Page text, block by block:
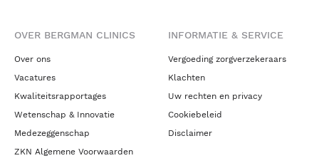
OVER BERGMAN CLINICS
Over ons
Vacatures
Kwaliteitsrapportages
Wetenschap & Innovatie
Medezeggenschap
ZKN Algemene Voorwaarden
INFORMATIE & SERVICE
Vergoeding zorgverzekeraars
Klachten
Uw rechten en privacy
Cookiebeleid
Disclaimer